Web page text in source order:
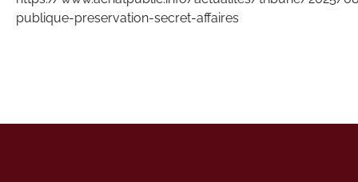
publique-preservation-secret-affaires